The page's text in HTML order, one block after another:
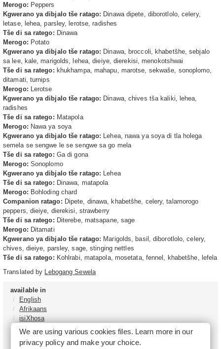
Merogo: Peppers
Kgwerano ya dibjalo tše ratago: Dinawa dipete, diborotlolo, celery,
letase, lehea, parsley, lerotse, radishes
Tše di sa ratego: Dinawa
Merogo: Potato
Kgwerano ya dibjalo tše ratago: Dinawa, broccoli, khabetšhe, sebjalo
sa lee, kale, marigolds, lehea, dieiye, dierekisi, menokotshwai
Tše di sa ratego: khukhampa, mahapu, marotse, sekwaše, sonoplomo,
ditamati, turnips
Merogo: Lerotse
Kgwerano ya dibjalo tše ratago: Dinawa, chives tša kaliki, lehea,
radishes
Tše di sa ratego: Matapola
Merogo: Nawa ya soya
Kgwerano ya dibjalo tše ratago: Lehea, nawa ya soya di tla holega
semela se sengwe le se sengwe sa go mela
Tše di sa ratego: Ga di gona
Merogo: Sonoplomo
Kgwerano ya dibjalo tše ratago: Lehea
Tše di sa ratego: Dinawa, matapola
Merogo: Bohloding chard
Companion ratago: Dipete, dinawa, khabetšhe, celery, talamorogo
peppers, dieiye, dierekisi, strawberry
Tše di sa ratego: Diterebe, matsapane, sage
Merogo: Ditamati
Kgwerano ya dibjalo tše ratago: Marigolds, basil, diborotlolo, celery,
chives, dieiye, parsley, sage, stinging nettles
Tše di sa ratego: Kohlrabi, matapola, mosetata, fennel, khabetšhe, lefela
Translated by Lebogang Sewela
available in
English
Afrikaans
isiXhosa
isiZulu
Tshivenḓa
We are using various cookies files. Learn more in our
privacy policyand make your choice.